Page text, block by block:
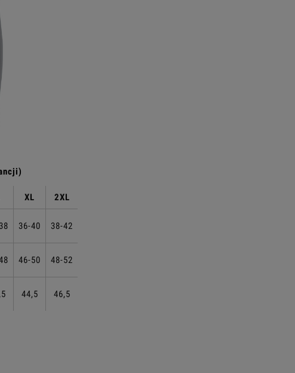
XL 2XL
36-40 38-42
46-50 48-52
44,5 46,5